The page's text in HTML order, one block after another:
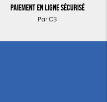
Paiement en ligne sécurisé
Par CB